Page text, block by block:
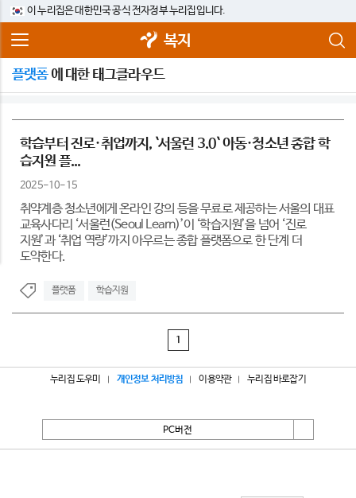
이 누리집은 대한민국 공식 전자정부 누리집입니다.
복지
플랫폼에 대한 태그클라우드
학습부터 진로·취업까지, `서울런 3.0` 아동·청소년 종합 학
습지원 플...
2025-10-15
취약계층 청소년에게 온라인 강의 등을 무료로 제공하는 서울의 대표
교육사다리 ‘서울런(Seoul Learn)’이 ‘학습지원’을 넘어 ‘진로
지원’과 ‘취업 역량’까지 아우르는 종합 플랫폼으로 한 단계 더
도약한다.
플랫폼 학습지원
1
누리집 도우미 개인정보 처리방침 이용약관 누리집 바로잡기
PC버전